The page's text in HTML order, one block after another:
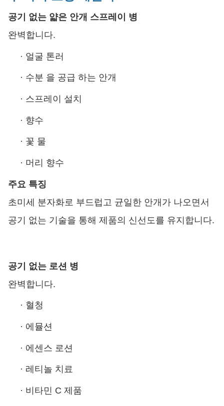
공기 없는 얇은 안개 스프레이 병
완벽합니다.
· 얼굴 톤러
· 수분 을 공급 하는 안개
· 스프레이 설치
· 향수
· 꽃 물
· 머리 향수
주요 특징
초미세 분자화로 부드럽고 균일한 안개가 나오면서
공기 없는 기술을 통해 제품의 신선도를 유지합니다.
공기 없는 로션 병
완벽합니다.
· 혈청
· 에뮬션
· 에센스 로션
· 레티놀 치료
· 비타민 C 제품